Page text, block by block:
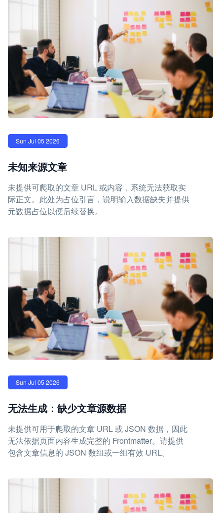
Sun Jul 05 2026
未知来源文章
未提供可爬取的文章 URL 或内容，系统无法获取实
际正文。此处为占位引言，说明输入数据缺失并提供
元数据占位以便后续替换。
Sun Jul 05 2026
无法生成：缺少文章源数据
未提供可用于爬取的文章 URL 或 JSON 数据，因此
无法依据页面内容生成完整的 Frontmatter。请提供
包含文章信息的 JSON 数组或一组有效 URL。